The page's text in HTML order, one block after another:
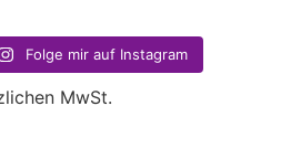
Folge mir auf Instagram
MwSt.